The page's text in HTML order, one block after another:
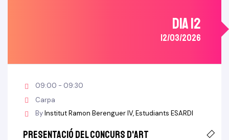
DIA 12
12/03/2026
09:00 - 09:30
Carpa
ByInstitut Ramon Berenguer IV Estudiants ESARDI
Presentació del concurs d'art